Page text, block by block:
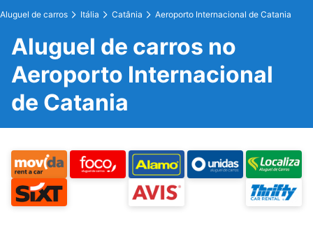
Aluguel de carros Itália Catânia Aeroporto Internacional de Catania
Aluguel de carros no
Aeroporto Internacional
de Catania